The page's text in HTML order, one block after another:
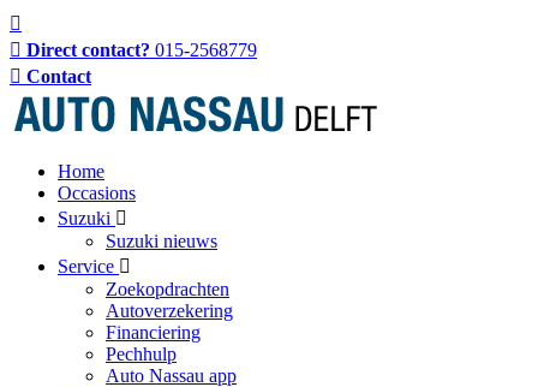
Direct contact? 015-2568779
Contact
Home
Occasions
Suzuki
Suzuki nieuws
Service
Zoekopdrachten
Autoverzekering
Financiering
Pechhulp
Auto Nassau app